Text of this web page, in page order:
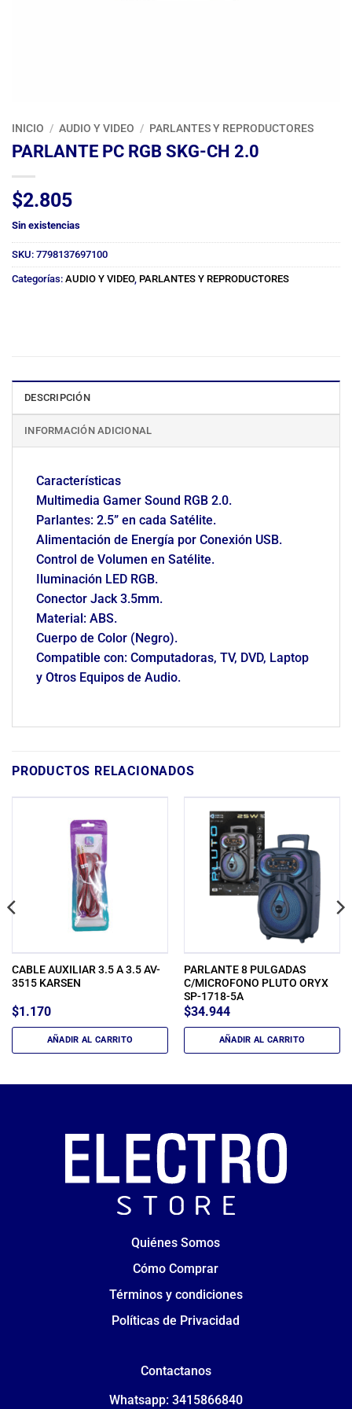
INICIO / AUDIO Y VIDEO / PARLANTES Y REPRODUCTORES
PARLANTE PC RGB SKG-CH 2.0
$2.805
Sin existencias
SKU: 7798137697100
Categorías: AUDIO Y VIDEO, PARLANTES Y REPRODUCTORES
DESCRIPCIÓN
INFORMACIÓN ADICIONAL
Características
Multimedia Gamer Sound RGB 2.0.
Parlantes: 2.5” en cada Satélite.
Alimentación de Energía por Conexión USB.
Control de Volumen en Satélite.
Iluminación LED RGB.
Conector Jack 3.5mm.
Material: ABS.
Cuerpo de Color (Negro).
Compatible con: Computadoras, TV, DVD, Laptop
y Otros Equipos de Audio.
PRODUCTOS RELACIONADOS
CABLE AUXILIAR 3.5 A 3.5 AV-
3515 KARSEN
$1.170
AÑADIR AL CARRITO
PARLANTE 8 PULGADAS
C/MICROFONO PLUTO ORYX
SP-1718-5A
$34.944
AÑADIR AL CARRITO
Quiénes Somos
Cómo Comprar
Términos y condiciones
Políticas de Privacidad
Contactanos
Whatsapp: 3415866840